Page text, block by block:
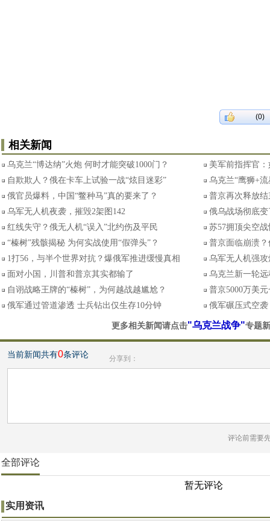
(0)
相关新闻
乌克兰“博达纳”火炮 何时才能突破1000门？
美军前指挥官
自欺欺人？俄在卡车上试验一战“炫目迷彩”
乌克兰“鹰狮+
俄官员爆料，中国“鳖种马”真的要来了？
普京再次释放
乌军无人机夜袭，摧毁2架图142
俄乌战场彻底
红线失守？俄无人机“误入”北约伤及平民
苏57拥顶尖空
“榛树”残骸揭秘 为何实战使用“假弹头”？
普京面临崩溃
1打56，与半个世界对抗？爆俄军推进缓慢真相
乌军无人机强
面对小国，川普和普京其实都输了
乌克兰新一轮
自诩战略王牌的“榛树”，为何越战越尴尬？
普京5000万美
俄军通过管道渗透 士兵钻出仅生存10分钟
俄军碾压式空
更多相关新闻请点击"乌克兰战争"专题
当前新闻共有0条评论 分享到：
评论前需要
全部评论
暂无评论
实用资讯